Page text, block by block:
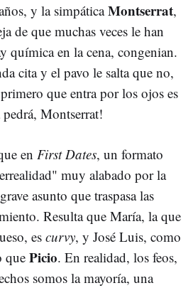
y la simpáticaMontserrat,
de que muchas veces le han
química en la cena, congenian.
cita y el pavo le salta que no,
que entra por los ojos es
Montserrat!
en First Dates, un formato
muy alabado por la
asunto que traspasa las
Resulta que María, la que
es curvy, y José Luis, como
que Picio. En realidad, los feos,
somos la mayoría, una